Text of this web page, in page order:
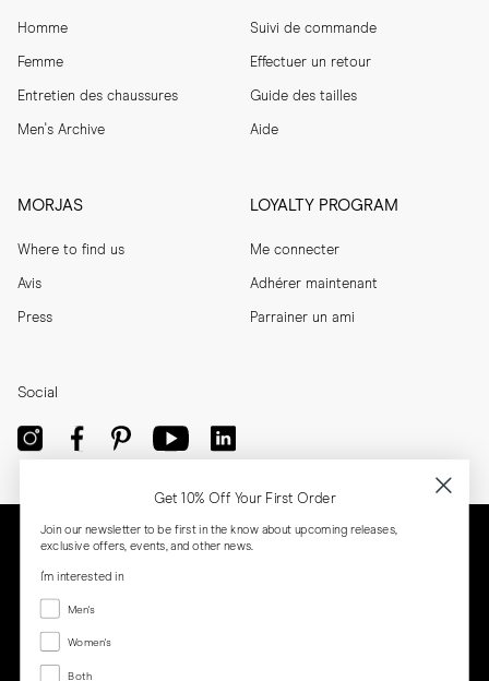
Homme
Femme
Entretien des chaussures
Men's Archive
Suivi de commande
Effectuer un retour
Guide des tailles
Aide
MORJAS
Where to find us
Avis
Press
LOYALTY PROGRAM
Me connecter
Adhérer maintenant
Parrainer un ami
Social
Get 10% Off Your First Order
Join our newsletter to be first in the know about upcoming releases,
exclusive offers, events, and other news.
I'm interested in
Menswear
Men's
Women's
Women's
Both
Both